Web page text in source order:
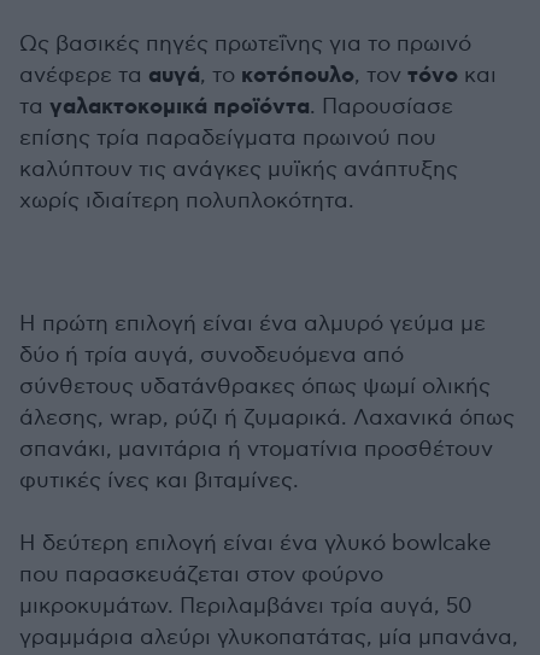
Ως βασικές πηγές πρωτεΐνης για το πρωινό
ανέφερε τα αυγά, το κοτόπουλο, τον τόνο και
τα γαλακτοκομικά προϊόντα. Παρουσίασε
επίσης τρία παραδείγματα πρωινού που
καλύπτουν τις ανάγκες μυϊκής ανάπτυξης
χωρίς ιδιαίτερη πολυπλοκότητα.
Η πρώτη επιλογή είναι ένα αλμυρό γεύμα με
δύο ή τρία αυγά, συνοδευόμενα από
σύνθετους υδατάνθρακες όπως ψωμί ολικής
άλεσης, wrap, ρύζι ή ζυμαρικά. Λαχανικά όπως
σπανάκι, μανιτάρια ή ντοματίνια προσθέτουν
φυτικές ίνες και βιταμίνες.
Η δεύτερη επιλογή είναι ένα γλυκό bowlcake
που παρασκευάζεται στον φούρνο
μικροκυμάτων. Περιλαμβάνει τρία αυγά, 50
γραμμάρια αλεύρι γλυκοπατάτας, μία μπανάνα,